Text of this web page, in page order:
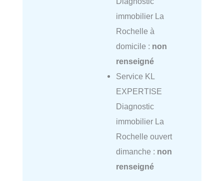
immobilier La
Rochelle à
domicile : non
renseigné
Service KL
EXPERTISE
Diagnostic
immobilier La
Rochelle ouvert
dimanche : non
renseigné